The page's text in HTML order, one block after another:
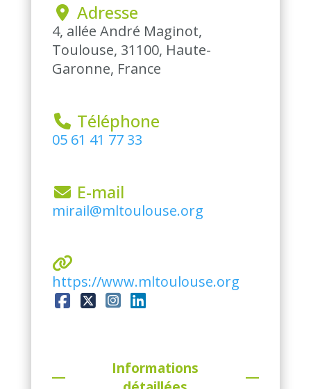
Adresse
4, allée André Maginot,
Toulouse, 31100, Haute-
Garonne, France
Téléphone
05 61 41 77 33
E-mail
mirail@mltoulouse.org
https://www.mltoulouse.org
Informations